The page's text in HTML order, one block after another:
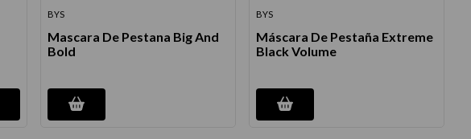
BYS
Mascara De Pestana Big And
Bold
BYS
Máscara De Pestaña Extreme
Black Volume